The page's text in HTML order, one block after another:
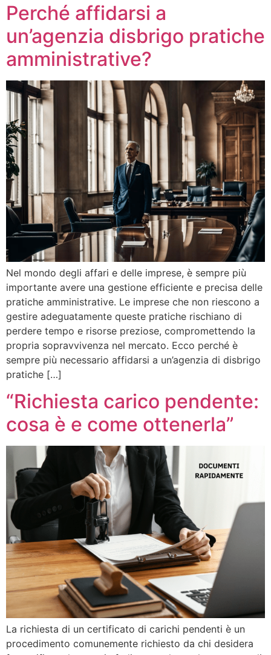
Perché affidarsi a
un’agenzia disbrigo pratiche
amministrative?
Nel mondo degli affari e delle imprese, è sempre più
importante avere una gestione efficiente e precisa delle
pratiche amministrative. Le imprese che non riescono a
gestire adeguatamente queste pratiche rischiano di
perdere tempo e risorse preziose, compromettendo la
propria sopravvivenza nel mercato. Ecco perché è
sempre più necessario affidarsi a un’agenzia di disbrigo
pratiche […]
“Richiesta carico pendente:
cosa è e come ottenerla”
La richiesta di un certificato di carichi pendenti è un
procedimento comunemente richiesto da chi desidera